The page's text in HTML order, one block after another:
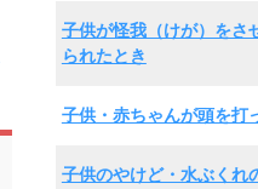
子供が怪我（けが）をさ
られたとき
子供・赤ちゃんが頭を打
子供のやけど・水ぶくれ